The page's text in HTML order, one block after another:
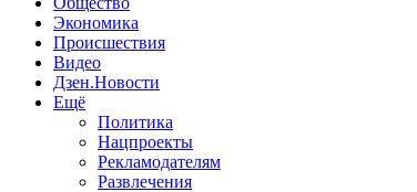
Экономика
Происшествия
Видео
Дзен.Новости
Ещё
Политика
Нацпроекты
Рекламодателям
Развлечения